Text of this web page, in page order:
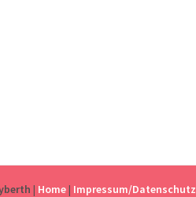
| Home| Impressum/Datenschutz